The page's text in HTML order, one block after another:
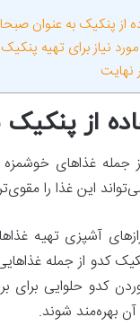
از پنکیک به عنوان
نیاز برای تهیه
نهایت
از
جمله غذا‌های
این غذا را
آشپزی تهیه
کدو از جمله
کدو حلوایی برای
بهره‌مند شوند.